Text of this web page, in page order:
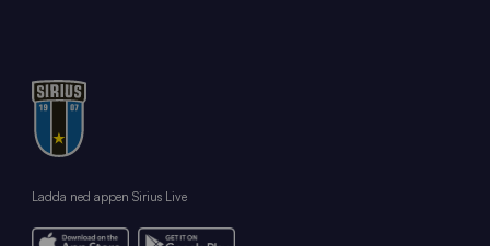
Ladda ned appen Sirius Live